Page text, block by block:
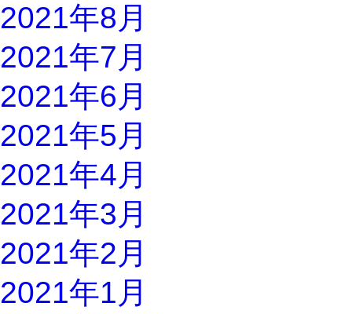
2021年8月
2021年7月
2021年6月
2021年5月
2021年4月
2021年3月
2021年2月
2021年1月